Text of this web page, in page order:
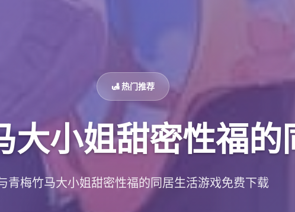
🛃 热门推荐
大小姐甜密性福的
青梅竹马大小姐甜密性福的同居生活游戏免费下载